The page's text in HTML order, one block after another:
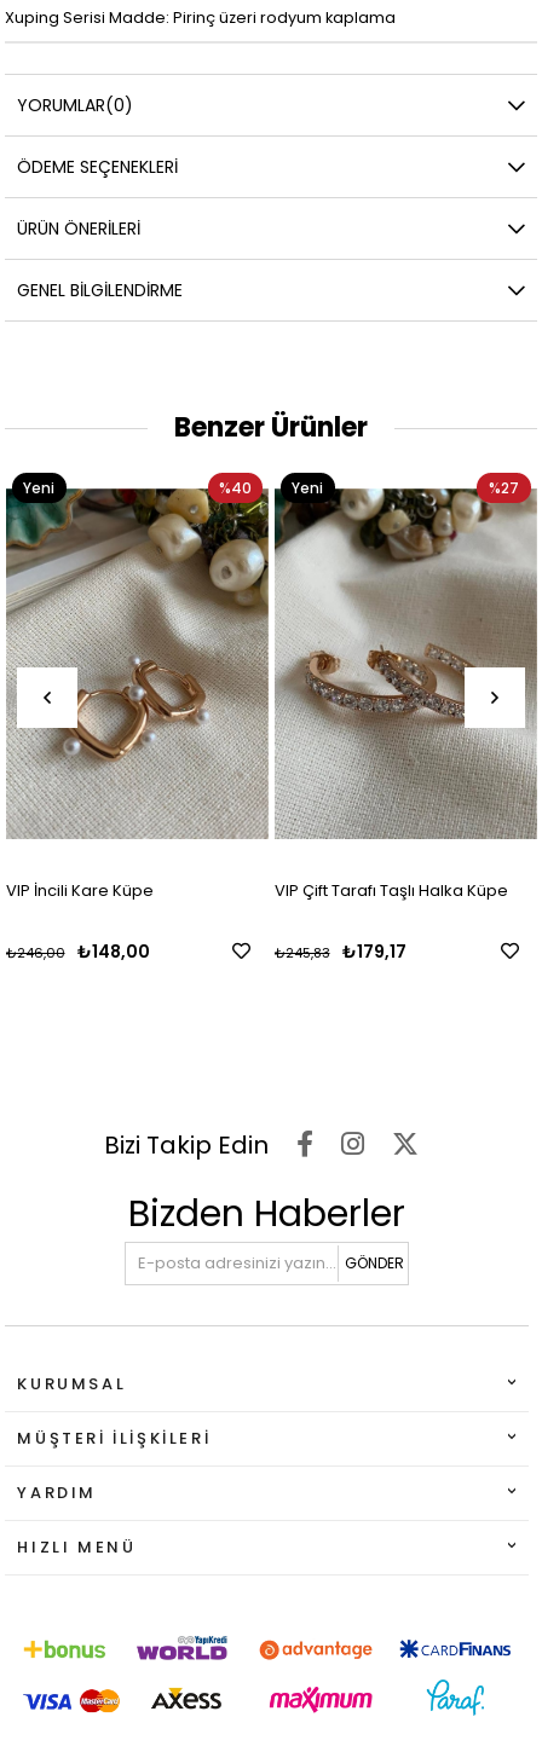
Xuping Serisi Madde: Pirinç üzeri rodyum kaplama
YORUMLAR(0)
ÖDEME SEÇENEKLERI
ÜRÜN ÖNERILERI
GENEL BILGILENDIRME
Benzer Ürünler
VIP İncili Kare Küpe
₺148,00
₺246,00
%40
Yeni
Ürün
VIP Çift Tarafı Taşlı Halka Küpe
₺179,17
₺245,83
%27
Yeni
Ürün
Bizi Takip Edin
Bizden Haberler
GÖNDER
KURUMSAL
MÜŞTERI İLIŞKILERI
YARDIM
HIZLI MENÜ